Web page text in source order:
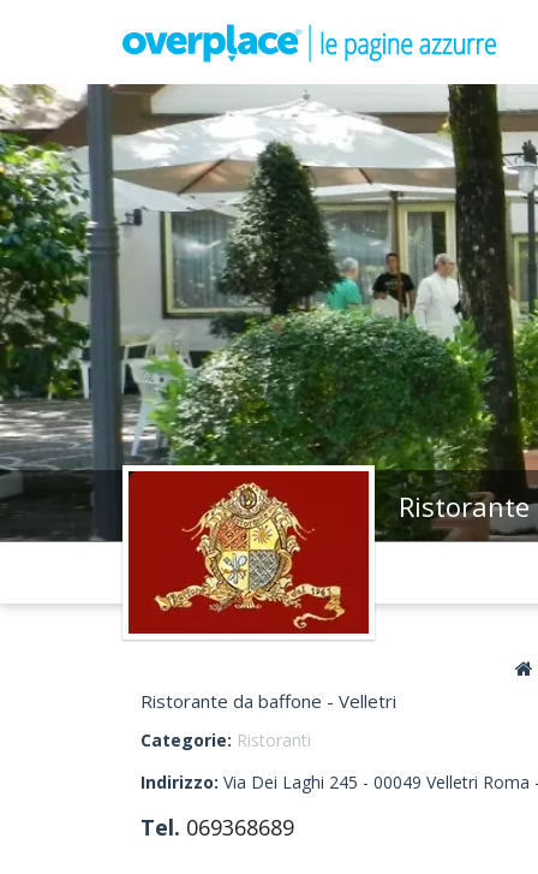
Ristorante
Ristorante da baffone - Velletri
Categorie: Ristoranti
Indirizzo: Via Dei Laghi 245 - 00049 Velletri Roma
Tel. 069368689